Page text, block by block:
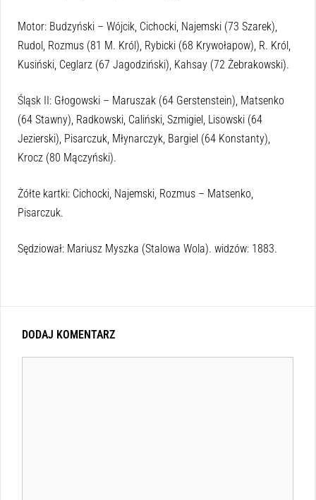
Motor: Budzyński – Wójcik, Cichocki, Najemski (73 Szarek),
Rudol, Rozmus (81 M. Król), Rybicki (68 Krywołapow), R. Król,
Kusiński, Ceglarz (67 Jagodziński), Kahsay (72 Żebrakowski).
Śląsk II: Głogowski – Maruszak (64 Gerstenstein), Matsenko
(64 Stawny), Radkowski, Caliński, Szmigiel, Lisowski (64
Jezierski), Pisarczuk, Młynarczyk, Bargiel (64 Konstanty),
Krocz (80 Mączyński).
Żółte kartki: Cichocki, Najemski, Rozmus – Matsenko,
Pisarczuk.
Sędziował: Mariusz Myszka (Stalowa Wola). widzów: 1883.
DODAJ KOMENTARZ